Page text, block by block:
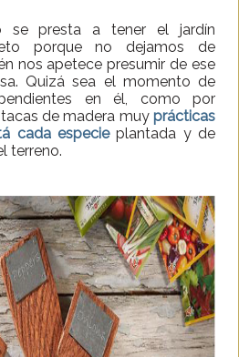
se presta a tener el jardín
porque no dejamos de
nos apetece presumir de ese
Quizá sea el momento de
en él, como por
de madera muy prácticas
cada especieplantada y de
terreno.